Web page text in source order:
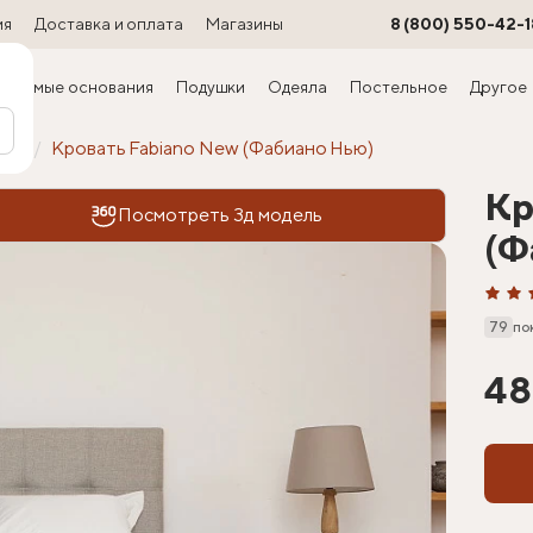
Доставка и оплата Магазины 8 (800) 550-42-
основания Подушки Одеяла Постельное Другое
Кровать Fabiano New (Фабиано Нью)
Посмотреть 3д модель
79